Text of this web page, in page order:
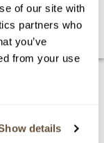
of our site with
partners who
you’ve
from your use
details